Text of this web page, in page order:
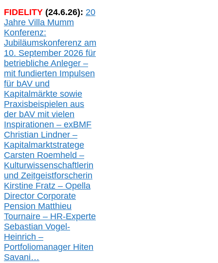
FIDELITY (24.6.26): 20
Jahre Villa Mumm
Konferenz:
Jubiläumskonferenz am
10. September 2026 für
betriebliche Anleger –
mit fundierten Impulsen
für bAV und
Kapitalmärkte sowie
Praxisbeispielen aus
der bAV mit vielen
Inspirationen – exBMF
Christian Lindner –
Kapitalmarktstratege
Carsten Roemheld –
Kulturwissenschaftlerin
und Zeitgeistforscherin
Kirstine Fratz – Opella
Director Corporate
Pension Matthieu
Tournaire – HR-Experte
Sebastian Vogel-
Heinrich –
Portfoliomanager Hiten
Savani…